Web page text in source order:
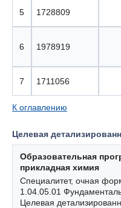
5 1728809
6 1978919
7 1711056
К оглавлению
Целевая
Образовательная
прикладная химия
Специалитет, очная
1.04.05.01
Целевая